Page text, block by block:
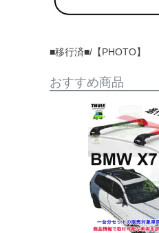
■移行済■/【PHOTO】
おすすめ商品